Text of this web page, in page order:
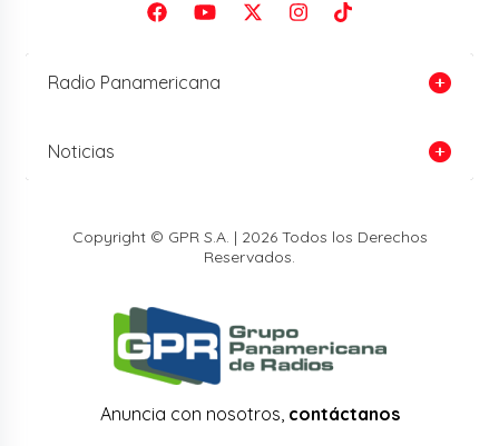
Radio Panamericana
Noticias
Copyright © GPR S.A. | 2026 Todos los Derechos
Reservados.
Anuncia con nosotros, contáctanos